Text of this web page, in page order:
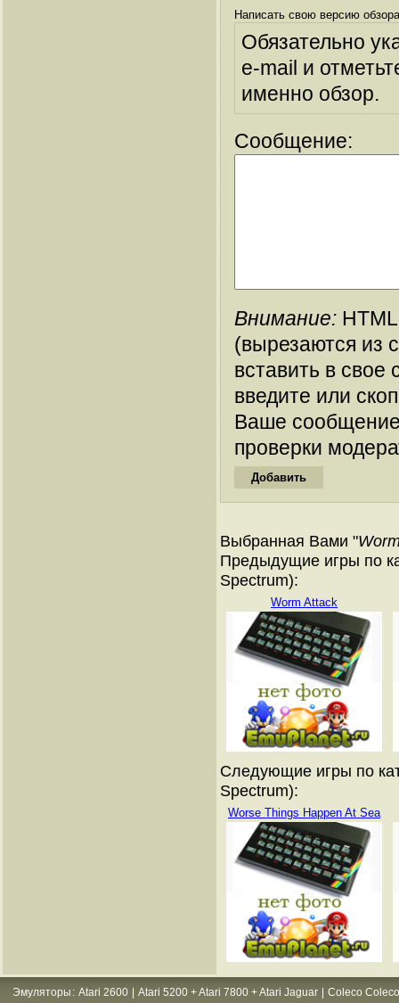
Написать свою версию
Обязательно
e-mail и
именно обзор.
Сообщение:
Внимание:
(вырезаются из
вставить в
введите или
Ваше
проверки
Выбранная Вами "
Предыдущие игры по
Spectrum):
Worm Attack
Следующие игры по
Spectrum):
Worse Things Happen At Sea
Эмуляторы : Atari 2600 Atari 5200 + Atari 7800 + Atari Jaguar
Coleco